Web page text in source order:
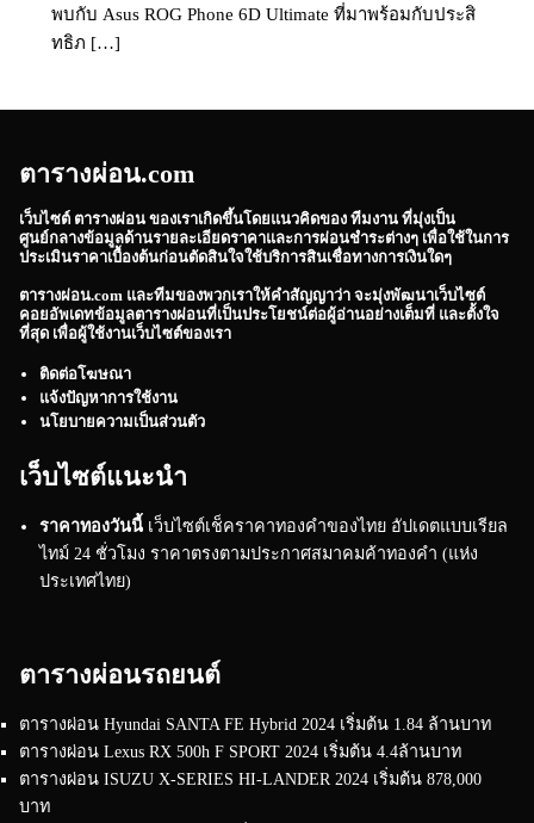
พบกับ Asus ROG Phone 6D Ultimate ที่มาพร้อมกับประสิ
ทธิภ […]
ตารางผ่อน.com
เว็บไซต์ ตารางผ่อน ของเราเกิดขึ้นโดยแนวคิดของ ทีมงาน ที่มุ่งเป็น
ศูนย์กลางข้อมูลด้านรายละเอียดราคาและการผ่อนชำระต่างๆ เพื่อใช้ในการ
ประเมินราคาเบื้องต้นก่อนตัดสินใจใช้บริการสินเชื่อทางการเงินใดๆ
ตารางผ่อน.com และทีมของพวกเราให้คำสัญญาว่า จะมุ่งพัฒนาเว็บไซต์
คอยอัพเดทข้อมูลตารางผ่อนที่เป็นประโยชน์ต่อผู้อ่านอย่างเต็มที่ และตั้งใจ
ที่สุด เพื่อผู้ใช้งานเว็บไซต์ของเรา
ติดต่อโฆษณา
แจ้งปัญหาการใช้งาน
นโยบายความเป็นส่วนตัว
เว็บไซต์แนะนำ
ราคาทองวันนี้ เว็บไซต์เช็คราคาทองคำของไทย อัปเดตแบบเรียล
ไทม์ 24 ชั่วโมง ราคาตรงตามประกาศสมาคมค้าทองคำ (แห่ง
ประเทศไทย)
ตารางผ่อนรถยนต์
ตารางผ่อน Hyundai SANTA FE Hybrid 2024 เริ่มต้น 1.84 ล้านบาท
ตารางผ่อน Lexus RX 500h F SPORT 2024 เริ่มต้น 4.4ล้านบาท
ตารางผ่อน ISUZU X-SERIES HI-LANDER 2024 เริ่มต้น 878,000
บาท